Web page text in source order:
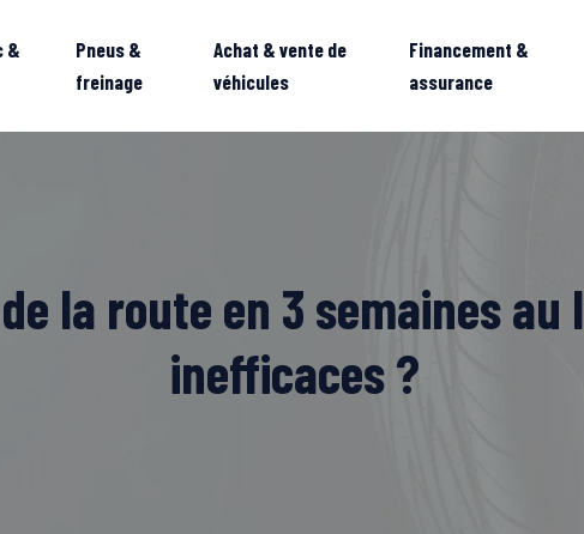
&
Pneus &
freinage
Achat & vente de
véhicules
Financement &
assurance
la route en 3 semaines
inefficaces ?